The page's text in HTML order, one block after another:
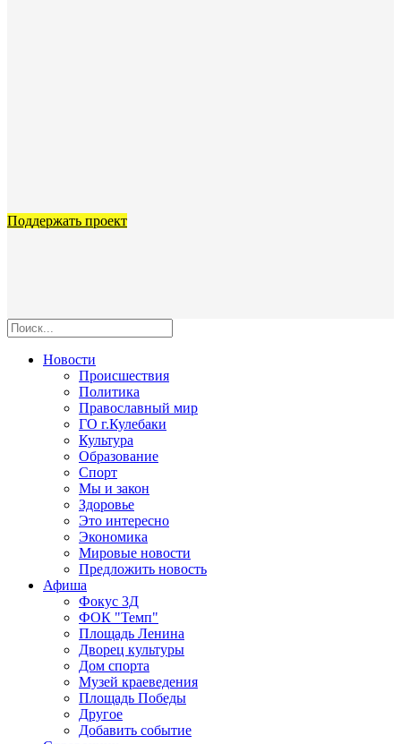
Поддержать проект
Новости
Происшествия
Политика
Православный мир
ГО г.Кулебаки
Культура
Образование
Спорт
Мы и закон
Здоровье
Это интересно
Экономика
Мировые новости
Предложить новость
Афиша
Фокус 3Д
ФОК "Темп"
Площадь Ленина
Дворец культуры
Дом спорта
Музей краеведения
Площадь Победы
Другое
Добавить событие